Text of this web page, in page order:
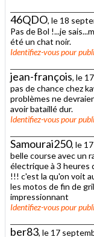
46QDO, le 18
Pas de Bol !...je
été un chat noir.
Identifiez-vouspour
jean-françois, le
pas de chance chez
problèmes ne
avoir bataillé dur.
Identifiez-vouspour
Samourai250, le
belle course avec un
électrique à 3 heures
!!! c'est la qu'on voit
les motos de fin de
impressionnant
Identifiez-vouspour
ber83, le 17